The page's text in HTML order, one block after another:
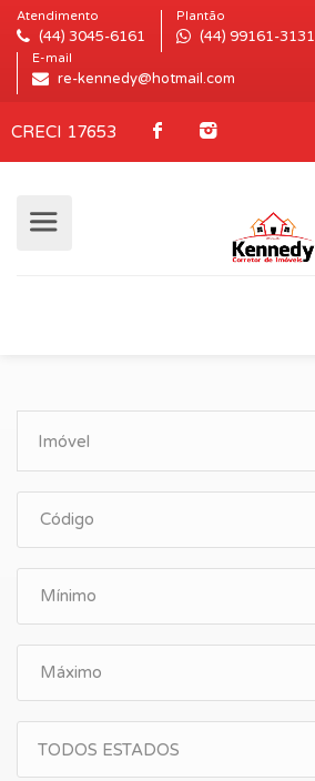
Atendimento
(44) 3045-6161
Plantão
(44) 99161-3131
E-mail
re-kennedy@hotmail.com
CRECI 17653
TODOS ESTADOS